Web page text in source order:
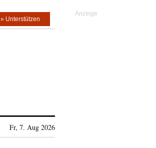
» Unterstützen
Fr, 7. Aug 2026